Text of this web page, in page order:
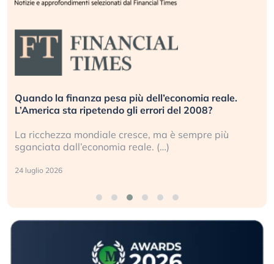
Quando la finanza pesa più dell’economia reale.
L’America sta ripetendo gli errori del 2008?
La ricchezza mondiale cresce, ma è sempre più
sganciata dall’economia reale. (…)
24 luglio 2026